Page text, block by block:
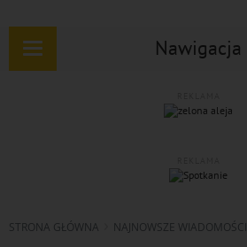
Nawigacja
Rozwiń
STRONA GŁÓWNA NAJNOWSZE WIADOMOŚCI